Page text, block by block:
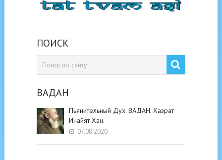
ПОИСК
ВАДАН
Пьянительный Дух. ВАДАН. Хазрат
Инайят Хан.
07.08.2020